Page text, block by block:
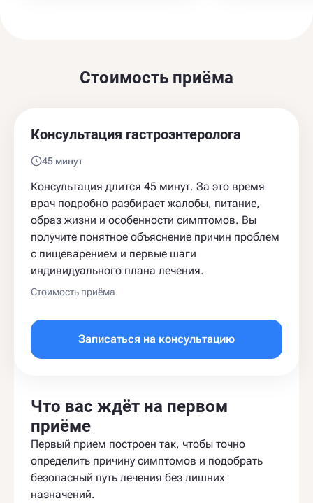
Стоимость приёма
Консультация гастроэнтеролога
45 минут
Консультация длится 45 минут. За это время
врач подробно разбирает жалобы, питание,
образ жизни и особенности симптомов. Вы
получите понятное объяснение причин проблем
с пищеварением и первые шаги
индивидуального плана лечения.
Стоимость приёма
Записаться на консультацию
Что вас ждёт на первом
приёме
Первый прием построен так, чтобы точно
определить причину симптомов и подобрать
безопасный путь лечения без лишних
назначений.